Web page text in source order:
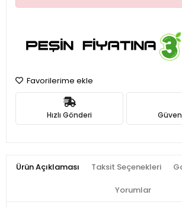
Favorilerime ekle
Hızlı Gönderi
Ürün Açıklaması Taksit Seçenekleri
Yorumlar